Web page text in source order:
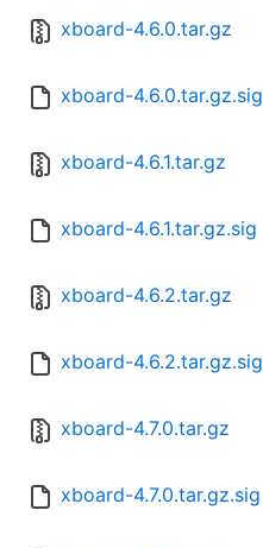
xboard-4.6.0.tar.gz
xboard-4.6.0.tar.gz.sig
xboard-4.6.1.tar.gz
xboard-4.6.1.tar.gz.sig
xboard-4.6.2.tar.gz
xboard-4.6.2.tar.gz.sig
xboard-4.7.0.tar.gz
xboard-4.7.0.tar.gz.sig